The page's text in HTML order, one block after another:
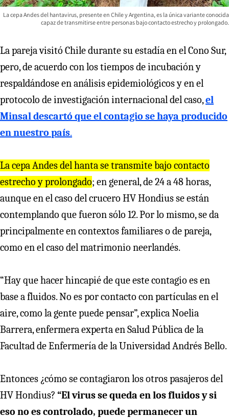
La cepa Andes del hantavirus, presente en Chile y Argentina, es la única variante conocida
capaz de transmitirse entre personas bajo contacto estrecho y prolongado.
La pareja visitó Chile durante su estadía en el Cono Sur,
pero, de acuerdo con los tiempos de incubación y
respaldándose en análisis epidemiológicos y en el
protocolo de investigación internacional del caso,el
Minsal descartó que el contagio se haya producido
en nuestro país.
La cepa Andes del hanta se transmite bajo contacto
estrecho y prolongado; en general, de 24 a 48 horas,
aunque en el caso del crucero HV Hondius se están
contemplando que fueron sólo 12. Por lo mismo, se da
principalmente en contextos familiares o de pareja,
como en el caso del matrimonio neerlandés.
“Hay que hacer hincapié de que este contagio es en
base a fluidos. No es por contacto con partículas en el
aire, como la gente puede pensar”, explica Noelia
Barrera, enfermera experta en Salud Pública de la
Facultad de Enfermería de la Universidad Andrés Bello.
Entonces ¿cómo se contagiaron los otros pasajeros del
HV Hondius? “El virus se queda en los fluidos y si
eso no es controlado, puede permanecer un